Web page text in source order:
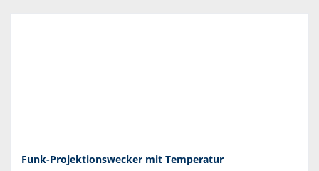
Funk-Projektionswecker mit Temperatur